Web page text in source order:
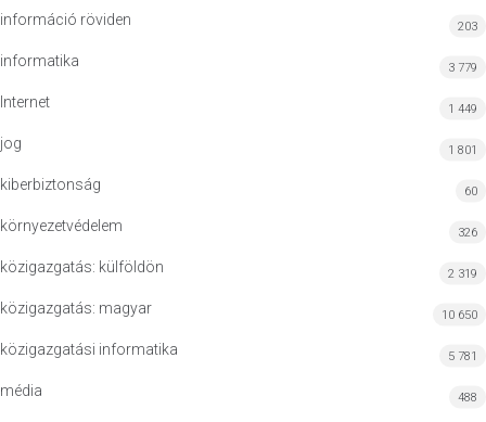
információ röviden 203
informatika 3 779
Internet 1 449
jog 1 801
kiberbiztonság 60
környezetvédelem 326
közigazgatás: külföldön 2 319
közigazgatás: magyar 10 650
közigazgatási informatika 5 781
média 488